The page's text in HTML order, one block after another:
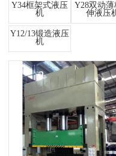
Y34框架式液压
机
Y28双动薄
伸液压
Y12/13锻造液压
机